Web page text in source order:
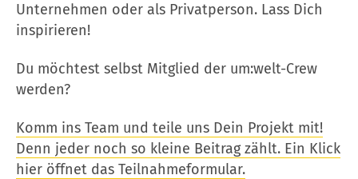
Unternehmen oder als Privatperson. Lass Dich
inspirieren!
Du möchtest selbst Mitglied der um:welt-Crew
werden?
Komm ins Team und teile uns Dein Projekt mit!
Denn jeder noch so kleine Beitrag zählt. Ein Klick
hier öffnet das Teilnahmeformular.